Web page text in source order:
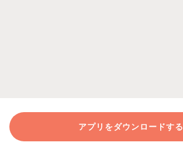
アプリをダウンロードする